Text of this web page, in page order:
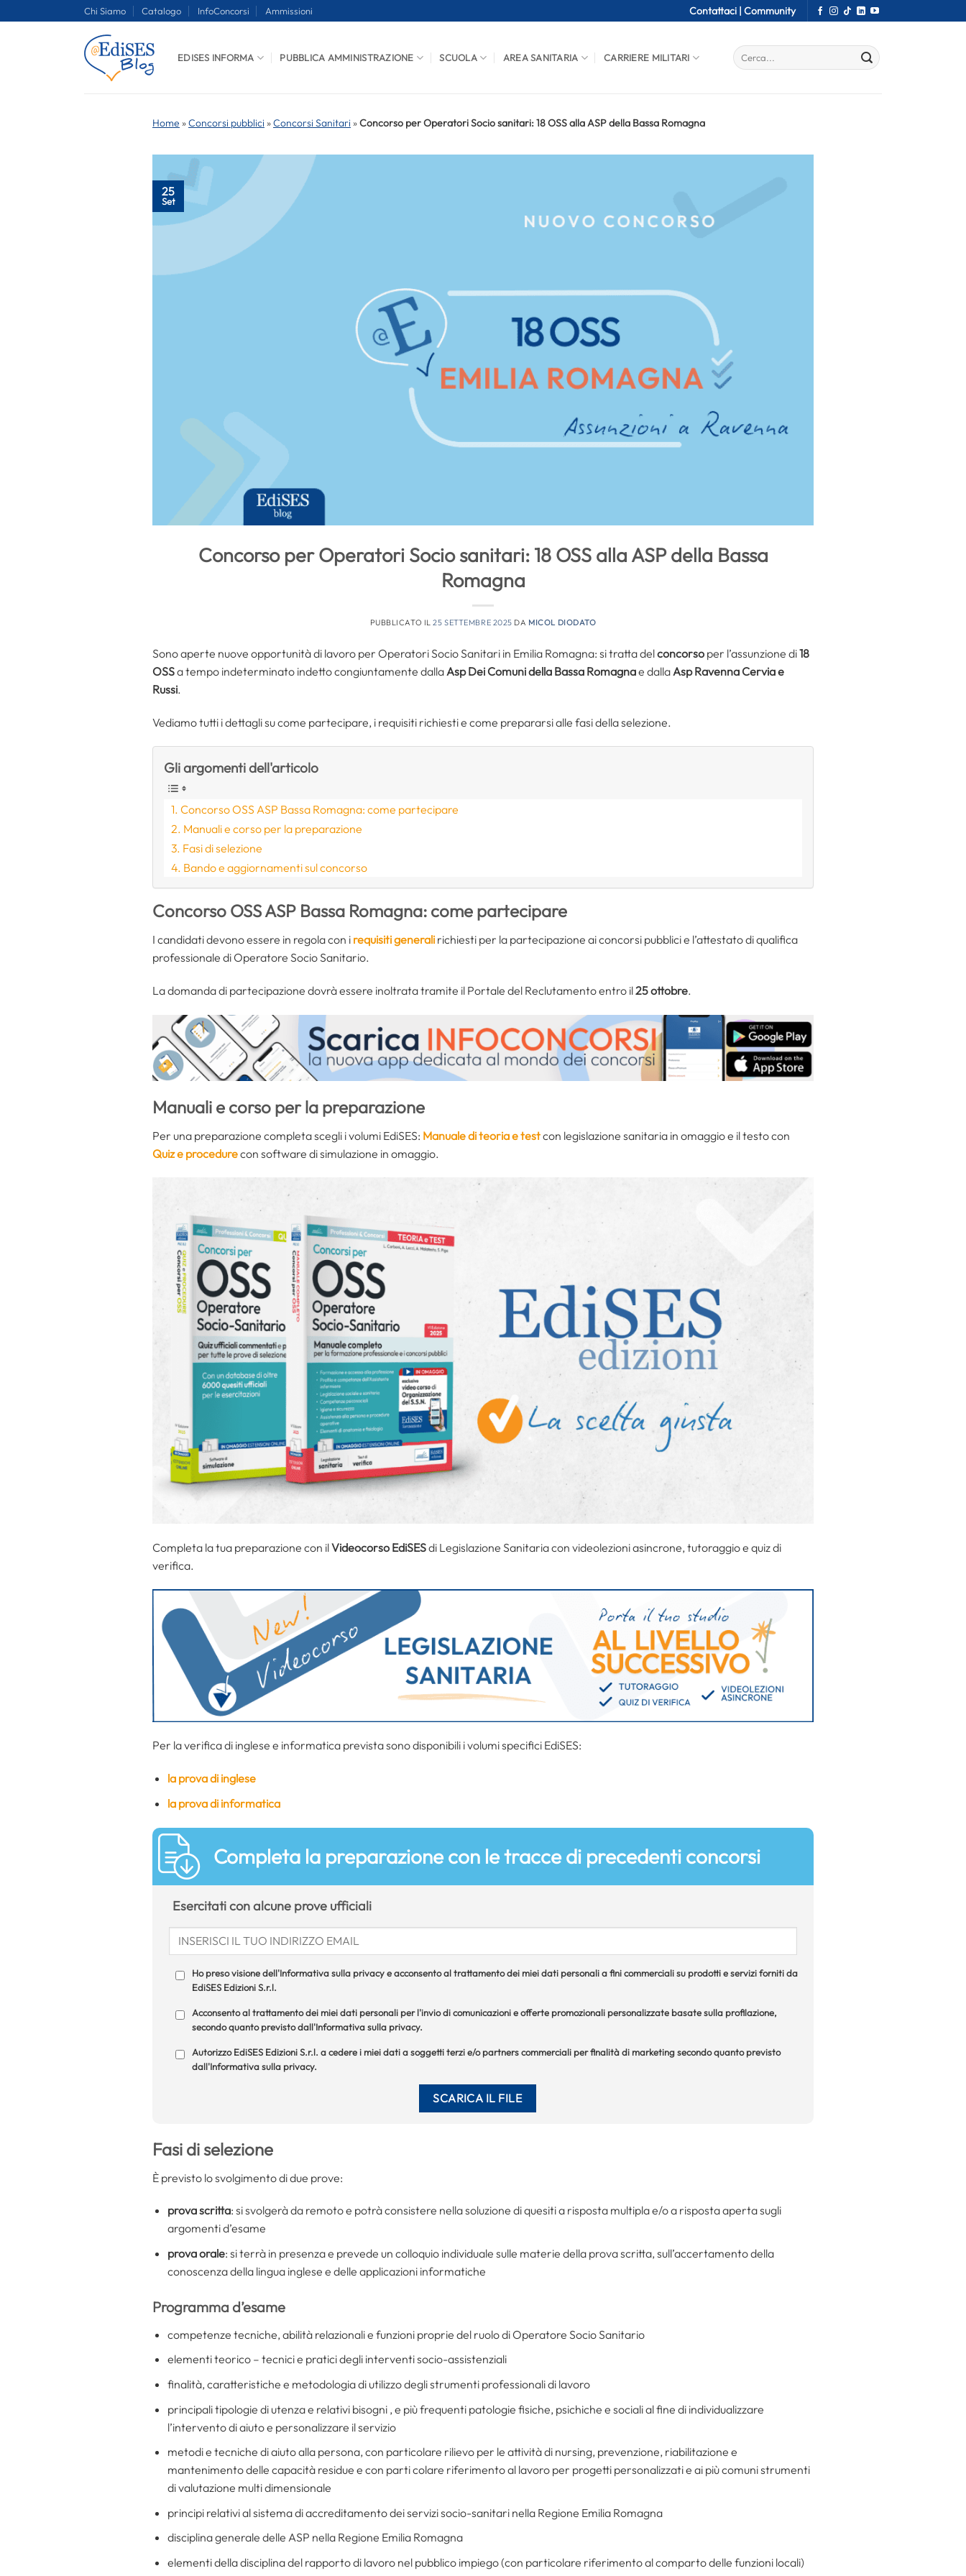
Chi Siamo Catalogo InfoConcorsi Ammissioni Contattaci | Community
EDISES INFORMA PUBBLICA AMMINISTRAZIONE SCUOLA AREA SANITARIA CARRIERE MILITARI
Home »Concorsi pubblici »Concorsi Sanitari »Concorso per Operatori Socio sanitari: 18 OSS alla ASP della Bassa Romagna
25
Set
Concorso per Operatori Socio sanitari: 18 OSS alla ASP della Bassa
Romagna
PUBBLICATO IL25 SETTEMBRE 2025 DA MICOL DIODATO
Sono aperte nuove opportunità di lavoro per Operatori Socio Sanitari in Emilia Romagna: si tratta delconcorso per l’assunzione di18
OSSa tempo indeterminato indetto congiuntamente dalla Asp Dei Comuni della Bassa Romagnae dalla Asp Ravenna Cervia e
Russi.
Vediamo tutti i dettagli su come partecipare, i requisiti richiesti e come prepararsi alle fasi della selezione.
Gli argomenti dell'articolo
Concorso OSS ASP Bassa Romagna: come partecipare
Manuali e corso per la preparazione
Fasi di selezione
Bando e aggiornamenti sul concorso
Concorso OSS ASP Bassa Romagna: come partecipare
I candidati devono essere in regola con i requisiti generali richiesti per la partecipazione ai concorsi pubblici e l’attestato di qualifica
professionale di Operatore Socio Sanitario.
La domanda di partecipazione dovrà essere inoltrata tramite il Portale del Reclutamento entro il25 ottobre.
Manuali e corso per la preparazione
Per una preparazione completa scegli i volumi EdiSES: Manuale di teoria e testcon legislazione sanitaria in omaggio e il testo con
Quiz e procedurecon software di simulazione in omaggio.
Completa la tua preparazione con ilVideocorso EdiSESdi Legislazione Sanitaria con videolezioni asincrone, tutoraggio e quiz di
verifica.
Per la verifica di inglese e informatica prevista sono disponibili i volumi specifici EdiSES:
la prova di inglese
la prova di informatica
Completa la preparazione con le tracce di precedenti concorsi
Esercitati con alcune prove ufficiali
Ho preso visione dell'Informativa sulla privacy e acconsento al trattamento dei miei dati personali a fini commerciali su prodotti e servizi forniti da
EdiSES Edizioni S.r.l.
Acconsento al trattamento dei miei dati personali per l'invio di comunicazioni e offerte promozionali personalizzate basate sulla profilazione,
secondo quanto previsto dall'Informativa sulla privacy.
Autorizzo EdiSES Edizioni S.r.l. a cedere i miei dati a soggetti terzi e/o partners commerciali per finalità di marketing secondo quanto previsto
dall'Informativa sulla privacy.
Fasi di selezione
È previsto lo svolgimento di due prove:
prova scritta: si svolgerà da remoto e potrà consistere nella soluzione di quesiti a risposta multipla e/o a risposta aperta sugli
argomenti d’esame
prova orale: si terrà in presenza e prevede un colloquio individuale sulle materie della prova scritta, sull’accertamento della
conoscenza della lingua inglese e delle applicazioni informatiche
Programma d’esame
competenze tecniche, abilità relazionali e funzioni proprie del ruolo di Operatore Socio Sanitario
elementi teorico – tecnici e pratici degli interventi socio-assistenziali
finalità, caratteristiche e metodologia di utilizzo degli strumenti professionali di lavoro
principali tipologie di utenza e relativi bisogni , e più frequenti patologie fisiche, psichiche e sociali al fine di individualizzare
l’intervento di aiuto e personalizzare il servizio
metodi e tecniche di aiuto alla persona, con particolare rilievo per le attività di nursing, prevenzione, riabilitazione e
mantenimento delle capacità residue e con parti colare riferimento al lavoro per progetti personalizzati e ai più comuni strumenti
di valutazione multi dimensionale
principi relativi al sistema di accreditamento dei servizi socio-sanitari nella Regione Emilia Romagna
disciplina generale delle ASP nella Regione Emilia Romagna
elementi della disciplina del rapporto di lavoro nel pubblico impiego (con particolare riferimento al comparto delle funzioni locali)